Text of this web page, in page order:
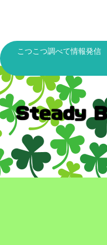
こつこつ調べて情報発